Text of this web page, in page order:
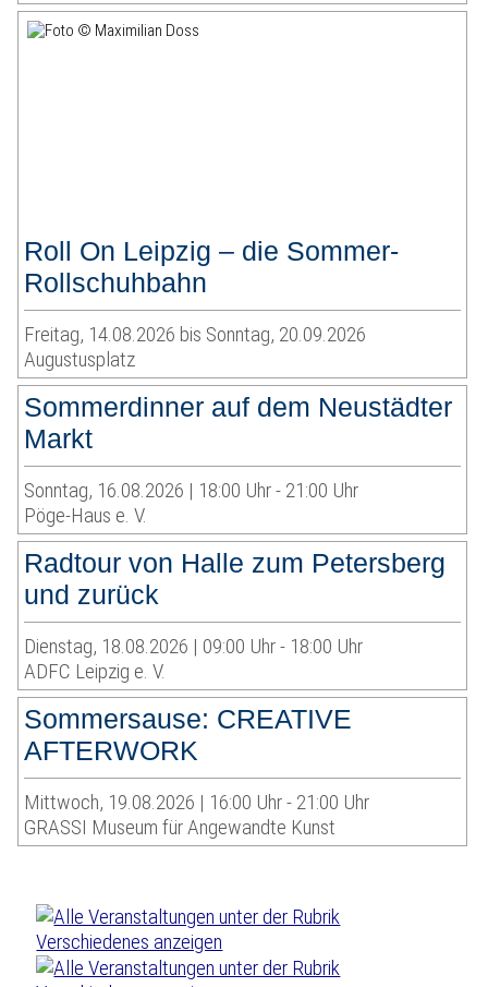
Roll On Leipzig – die Sommer-
Rollschuhbahn
Freitag, 14.08.2026 bis Sonntag, 20.09.2026
Augustusplatz
Sommerdinner auf dem Neustädter
Markt
Sonntag, 16.08.2026 | 18:00 Uhr - 21:00 Uhr
Pöge-Haus e. V.
Radtour von Halle zum Petersberg
und zurück
Dienstag, 18.08.2026 | 09:00 Uhr - 18:00 Uhr
ADFC Leipzig e. V.
Sommersause: CREATIVE
AFTERWORK
Mittwoch, 19.08.2026 | 16:00 Uhr - 21:00 Uhr
GRASSI Museum für Angewandte Kunst